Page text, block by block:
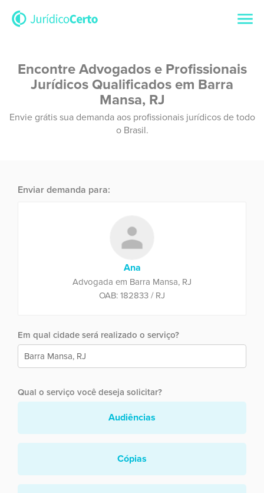
Encontre Advogados e Profissionais
Jurídicos Qualificados em Barra
Mansa, RJ
Envie grátis sua demanda aos profissionais jurídicos de todo
o Brasil.
Enviar demanda para:
Ana
Advogada em Barra Mansa, RJ
OAB: 182833 / RJ
Em qual cidade será realizado o serviço?
Qual o serviço você deseja solicitar?
Audiências
Cópias